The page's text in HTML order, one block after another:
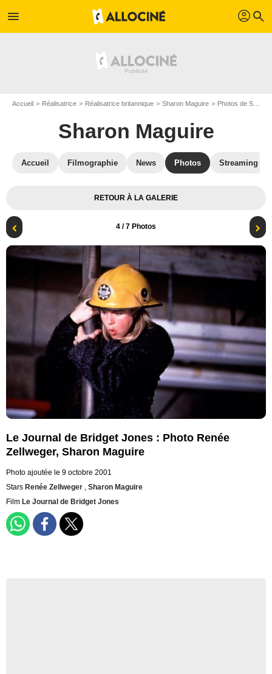
menu profil search
Accueil Réalisatrice Réalisatrice britannique Sharon Maguire Photos de Sharon Maguire
Sharon Maguire
Accueil Filmographie News Photos Streaming
RETOUR À LA GALERIE
4 / 7 Photos
Le Journal de Bridget Jones : Photo Renée
Zellweger, Sharon Maguire
Photo ajoutée le 9 octobre 2001
Stars Renée Zellweger , Sharon Maguire
Film Le Journal de Bridget Jones